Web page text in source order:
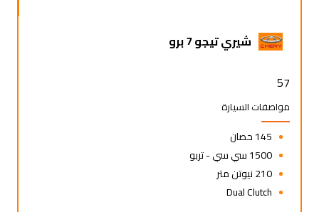
شيري تيجو 7 برو
57
مواصفات السيارة
145 حصان
1500 سي سي - تربو
210 نيوتن متر
Dual Clutch